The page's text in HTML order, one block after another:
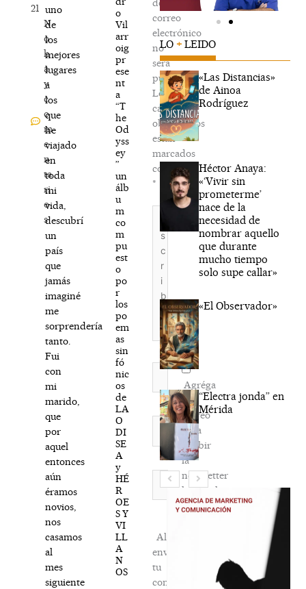
21
N
o
h
a
y
c
o
m
e
n
ta
ri
o
s
uno
de
los
mejores
lugares
a
los
que
he
viajado
en
toda
mi
vida,
descubrí
un
país
que
jamás
imaginé
me
sorprendería
tanto.
Fui
con
mi
marido,
que
por
aquel
entonces
aún
éramos
novios,
nos
casamos
al
mes
siguiente
o
Vil
arr
oig
pr
ese
nt
a
“T
he
Od
yss
ey
”
un
álb
u
m
co
m
pu
est
o
po
r
los
po
em
as
sin
fó
nic
os
de
LA
O
DI
SE
A
y
HÉ
R
OE
S Y
VI
LL
A
N
OS
de
correo
electrónico
no
será
publicada.
Los
campos
obligatorios
están
marcados
con
*
Escribe
Nombre*
Correo
electrónico*
Web
Agréga
mi
correo
para
recibir
la
newsletter
habitual
Al
enviar
tu
comentario,
LO + LEIDO
«Las Distancias»
de Ainoa
Rodríguez
Héctor Anaya:
«‘Vivir sin
prometerme’
nace de la
necesidad de
nombrar aquello
que durante
mucho tiempo
solo supe callar»
«El Observador»
“Electra jonda” en
Mérida